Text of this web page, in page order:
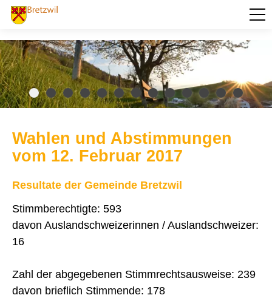
PORTRÄT
AKTUELLES
VERWALTUNG
KULTUR UND FREIZEIT
ENTSORGUNG UND UMWELT
IMMOBILIENANGEBOTE
Wahlen und Abstimmungen
vom 12. Februar 2017
Resultate der Gemeinde Bretzwil
Stimmberechtigte: 593
davon Auslandschweizerinnen / Auslandschweizer:
16
Zahl der abgegebenen Stimmrechtsausweise: 239
davon brieflich Stimmende: 178